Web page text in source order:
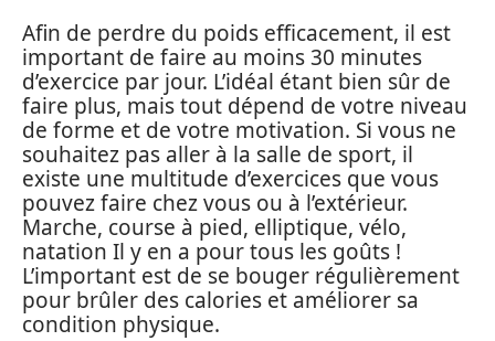
Afin de perdre du poids efficacement, il est
important de faire au moins 30 minutes
d’exercice par jour. L’idéal étant bien sûr de
faire plus, mais tout dépend de votre niveau
de forme et de votre motivation. Si vous ne
souhaitez pas aller à la salle de sport, il
existe une multitude d’exercices que vous
pouvez faire chez vous ou à l’extérieur.
Marche, course à pied, elliptique, vélo,
natation Il y en a pour tous les goûts !
L’important est de se bouger régulièrement
pour brûler des calories et améliorer sa
condition physique.